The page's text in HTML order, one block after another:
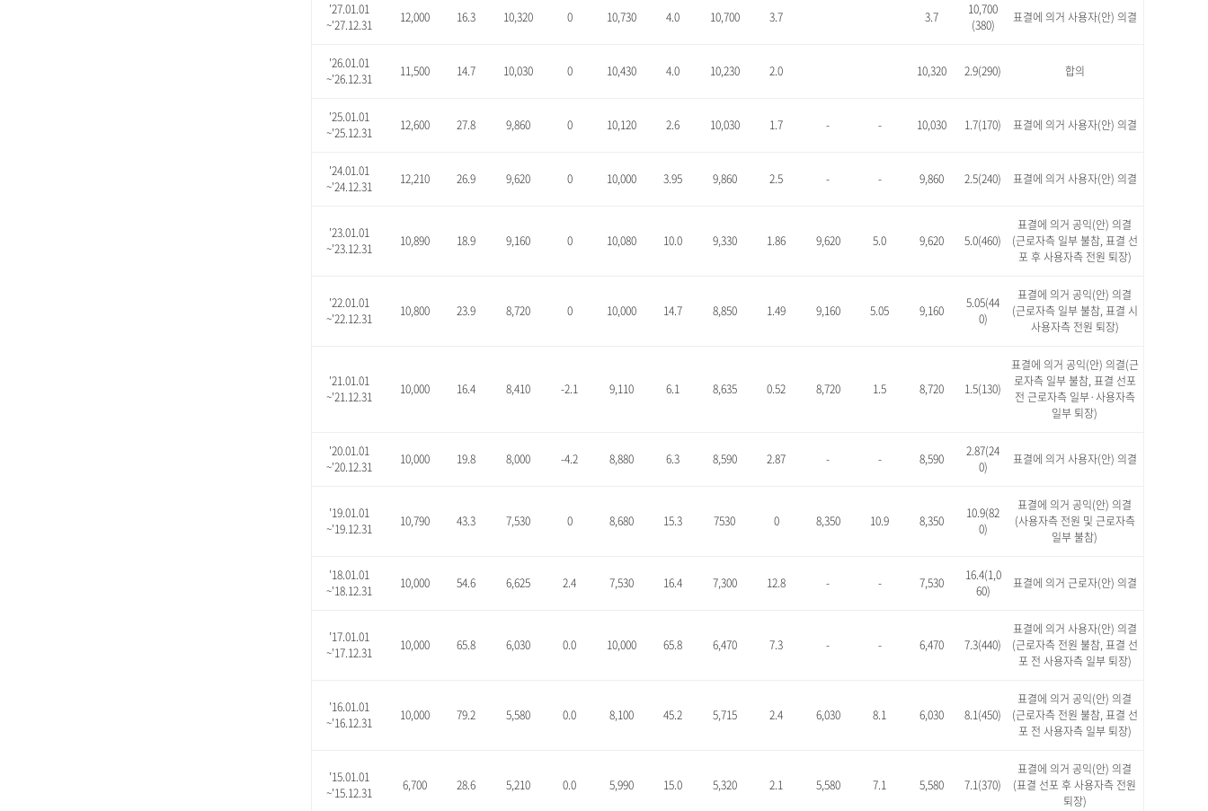
'27.01.01
~'27.12.31
12,000 16.3 10,320 0 10,730 4.0 10,700 3.7 3.7
10,700
(380)
표결에 의거 사용자(안) 의결
'26.01.01
~'26.12.31
11,500 14.7 10,030 0 10,430 4.0 10,230 2.0 10,320 2.9(290) 합의
'25.01.01
~'25.12.31
12,600 27.8 9,860 0 10,120 2.6 10,030 1.7 - - 10,030 1.7(170) 표결에 의거 사용자(안) 의결
'24.01.01
~'24.12.31
12,210 26.9 9,620 0 10,000 3.95 9,860 2.5 - - 9,860 2.5(240) 표결에 의거 사용자(안) 의결
'23.01.01
~'23.12.31
10,890 18.9 9,160 0 10,080 10.0 9,330 1.86 9,620 5.0 9,620 5.0(460)
표결에 의거 공익(안) 의결
(근로자측 일부 불참, 표결 선
포 후 사용자측 전원 퇴장)
'22.01.01
~'22.12.31
10,800 23.9 8,720 0 10,000 14.7 8,850 1.49 9,160 5.05 9,160
5.05(44
0)
표결에 의거 공익(안) 의결
(근로자측 일부 불참, 표결 시
사용자측 전원 퇴장)
'21.01.01
~'21.12.31
10,000 16.4 8,410 -2.1 9,110 6.1 8,635 0.52 8,720 1.5 8,720 1.5(130)
표결에 의거 공익(안) 의결(근
로자측 일부 불참, 표결 선포
전 근로자측 일부·사용자측
일부 퇴장)
'20.01.01
~'20.12.31
10,000 19.8 8,000 -4.2 8,880 6.3 8,590 2.87 - - 8,590
2.87(24
0)
표결에 의거 사용자(안) 의결
'19.01.01
~'19.12.31
10,790 43.3 7,530 0 8,680 15.3 7530 0 8,350 10.9 8,350
10.9(82
0)
표결에 의거 공익(안) 의결
(사용자측 전원 및 근로자측
일부 불참)
'18.01.01
~'18.12.31
10,000 54.6 6,625 2.4 7,530 16.4 7,300 12.8 - - 7,530
16.4(1,0
60)
표결에 의거 근로자(안) 의결
'17.01.01
~'17.12.31
10,000 65.8 6,030 0.0 10,000 65.8 6,470 7.3 - - 6,470 7.3(440)
표결에 의거 사용자(안) 의결
(근로자측 전원 불참, 표결 선
포 전 사용자측 일부 퇴장)
'16.01.01
~'16.12.31
10,000 79.2 5,580 0.0 8,100 45.2 5,715 2.4 6,030 8.1 6,030 8.1(450)
표결에 의거 공익(안) 의결
(근로자측 전원 불참, 표결 선
포 전 사용자측 일부 퇴장)
'15.01.01
~'15.12.31
6,700 28.6 5,210 0.0 5,990 15.0 5,320 2.1 5,580 7.1 5,580 7.1(370)
표결에 의거 공익(안) 의결
(표결 선포 후 사용자측 전원
퇴장)